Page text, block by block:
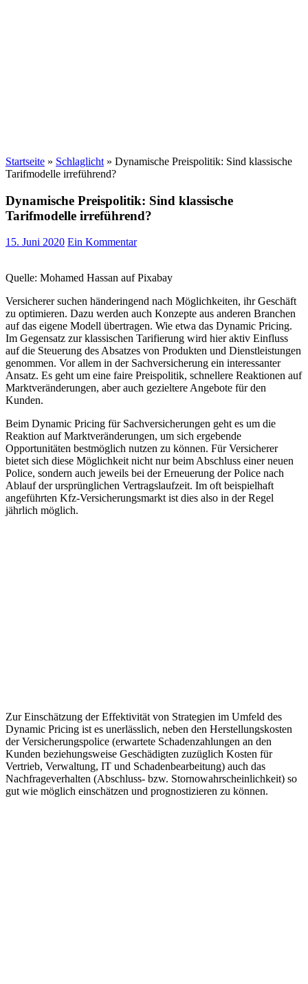
Startseite » Schlaglicht » Dynamische Preispolitik: Sind klassische
Tarifmodelle irreführend?
Dynamische Preispolitik: Sind klassische
Tarifmodelle irreführend?
15. Juni 2020 Ein Kommentar
Quelle: Mohamed Hassan auf Pixabay
Versicherer suchen händeringend nach Möglichkeiten, ihr Geschäft
zu optimieren. Dazu werden auch Konzepte aus anderen Branchen
auf das eigene Modell übertragen. Wie etwa das Dynamic Pricing.
Im Gegensatz zur klassischen Tarifierung wird hier aktiv Einfluss
auf die Steuerung des Absatzes von Produkten und Dienstleistungen
genommen. Vor allem in der Sachversicherung ein interessanter
Ansatz. Es geht um eine faire Preispolitik, schnellere Reaktionen auf
Marktveränderungen, aber auch gezieltere Angebote für den
Kunden.
Beim Dynamic Pricing für Sachversicherungen geht es um die
Reaktion auf Marktveränderungen, um sich ergebende
Opportunitäten bestmöglich nutzen zu können. Für Versicherer
bietet sich diese Möglichkeit nicht nur beim Abschluss einer neuen
Police, sondern auch jeweils bei der Erneuerung der Police nach
Ablauf der ursprünglichen Vertragslaufzeit. Im oft beispielhaft
angeführten Kfz-Versicherungsmarkt ist dies also in der Regel
jährlich möglich.
Zur Einschätzung der Effektivität von Strategien im Umfeld des
Dynamic Pricing ist es unerlässlich, neben den Herstellungskosten
der Versicherungspolice (erwartete Schadenzahlungen an den
Kunden beziehungsweise Geschädigten zuzüglich Kosten für
Vertrieb, Verwaltung, IT und Schadenbearbeitung) auch das
Nachfrageverhalten (Abschluss- bzw. Stornowahrscheinlichkeit) so
gut wie möglich einschätzen und prognostizieren zu können.